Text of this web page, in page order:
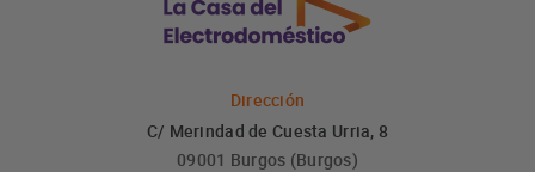
Dirección
C/ Merindad de Cuesta Urria, 8
09001 Burgos (Burgos)